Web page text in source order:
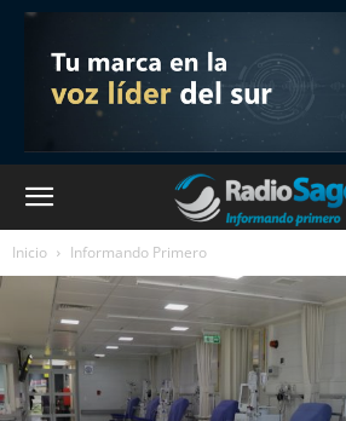
Inicio Informando Primero